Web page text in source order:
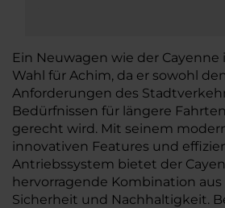
Ein Neuwagen wie der
Wahl für Achim, da er sowohl
Anforderungen des
Bedürfnissen für längere
gerecht wird. Mit seinem
innovativen Features und
Antriebssystem bietet der
hervorragende Kombination aus
Sicherheit und Nachhaltigkeit.